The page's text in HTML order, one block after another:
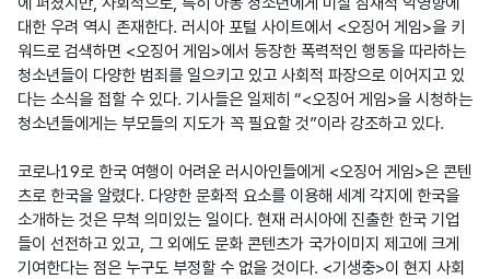
대한 우려 역시 존재한다. 러시아 포털 사이트에서 <오징어 게임>을 키
워드로 검색하면 <오징어 게임>에서 등장한 폭력적인 행동을 따라하는
청소년들이 다양한 범죄를 일으키고 있고 사회적 파장으로 이어지고 있
다는 소식을 접할 수 있다. 기사들은 일제히 “<오징어 게임>을 시청하는
청소년들에게는 부모들의 지도가 꼭 필요할 것”이라 강조하고 있다.
코로나19로 한국 여행이 어려운 러시아인들에게 <오징어 게임>은 콘텐
츠로 한국을 알렸다. 다양한 문화적 요소를 이용해 세계 각지에 한국을
소개하는 것은 무척 의미있는 일이다. 현재 러시아에 진출한 한국 기업
들이 선전하고 있고, 그 외에도 문화 콘텐츠가 국가이미지 제고에 크게
기여한다는 점은 누구도 부정할 수 없을 것이다. <기생충>이 현지 사회